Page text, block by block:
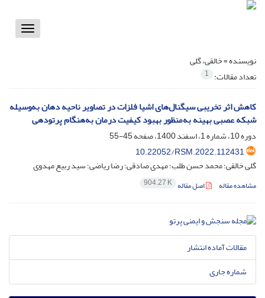
Toggle
نویسنده =خالقی، گلی
تعداد مقالات: 1
کاهش اثر تخریبی سیگنا‌ل‌های اشیا فلزات در تصاویر ناحیه دهان به‌وسیله
شبکه عصبی بهینه به‌منظور بهبود کیفیت درمان به‌هنگام پرتودهی
دوره 10، شماره 1، اسفند 1400، صفحه
45-55
10.22052/RSM.2022.112431
گلی خالقی؛ محمد حسن طلب؛ مهدی صادقی؛ رضا ریاضی؛ سید ربیع مهدوی
مشاهده مقاله اصل مقاله 904.27 K
مقالات آماده انتشار
شماره جاری